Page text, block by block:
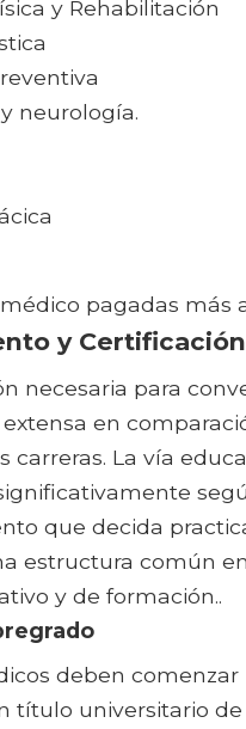
y Rehabilitación
neurología.
pagadas más
y Certificación
necesaria para
en
carreras. La vía
que decida
estructura común
y de formación..
deben comenzar
título universitario de